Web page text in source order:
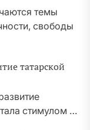
темы
свободы
татарской
стимулом …